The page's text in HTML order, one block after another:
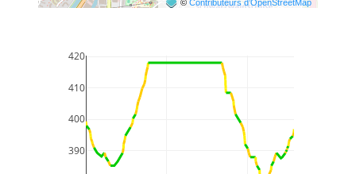
©Contributeurs d’OpenStreetMap
390
400
410
420